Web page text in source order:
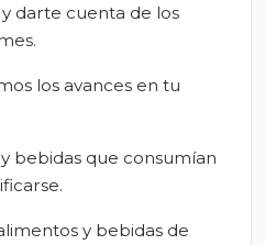
darte cuenta de los
los avances en tu
bebidas que consumían
y bebidas de